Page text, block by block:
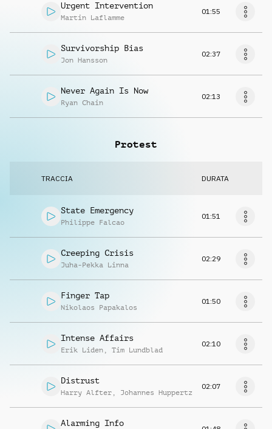
Urgent Intervention
Martin Laflamme
01:55
Survivorship Bias
Jon Hansson
02:37
Never Again Is Now
Ryan Chain
02:13
Protest
TRACCIA DURATA
State Emergency
Philippe Falcao
01:51
Creeping Crisis
Juha-Pekka Linna
02:29
Finger Tap
Nikolaos Papakalos
01:50
Intense Affairs
Erik Liden , Tim Lundblad
02:10
Distrust
Harry Alfter , Johannes Huppertz
02:07
Alarming Info